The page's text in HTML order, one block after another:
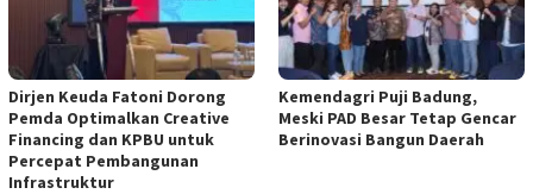
Dirjen Keuda Fatoni Dorong
Pemda Optimalkan Creative
Financing dan KPBU untuk
Percepat Pembangunan
Infrastruktur
Kemendagri Puji Badung,
Meski PAD Besar Tetap Gencar
Berinovasi Bangun Daerah